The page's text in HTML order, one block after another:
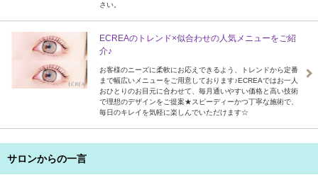
さい。
ECREAのトレンド×似合わせの人気メニューをご紹
介♪
お客様のニーズに柔軟にお応えできるよう、トレンドから定番
まで幅広いメニューをご用意しております♪ECREAではお一人
おひとりのお目元に合わせて、毎月通いやすい価格と高い技術
で理想のデザインをご提案★スピーディーかつ丁寧な施術で、
毎日のキレイを気軽に楽しんでいただけます☆
サロンからの一言